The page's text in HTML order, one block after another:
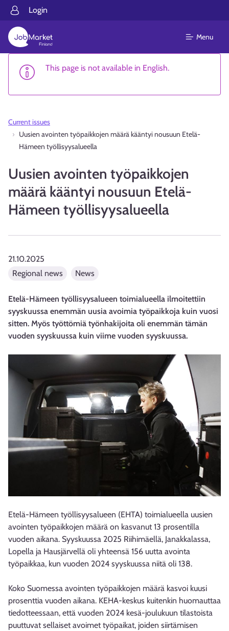
Login
Menu
This page is not available in English.
Current issues
Uusien avointen työpaikkojen määrä kääntyi nousuun Etelä-
Hämeen työllisyysalueella
Uusien avointen työpaikkojen
määrä kääntyi nousuun Etelä-
Hämeen työllisyysalueella
21.10.2025
Regional news
News
Etelä-Hämeen työllisyysalueen toimialueella ilmoitettiin
syyskuussa enemmän uusia avoimia työpaikkoja kuin vuosi
sitten. Myös työttömiä työnhakijoita oli enemmän tämän
vuoden syyskuussa kuin viime vuoden syyskuussa.
Etelä-Hämeen työllisyysalueen (EHTA) toimialueella uusien
avointen työpaikkojen määrä on kasvanut 13 prosentilla
vuoden aikana. Syyskuussa 2025 Riihimäellä, Janakkalassa,
Lopella ja Hausjärvellä oli yhteensä 156 uutta avointa
työpaikkaa, kun vuoden 2024 syyskuussa niitä oli 138.
Koko Suomessa avointen työpaikkojen määrä kasvoi kuusi
prosenttia vuoden aikana. KEHA-keskus kuitenkin huomauttaa
tiedotteessaan, että vuoden 2024 kesä-joulukuun tilastoista
puuttuvat sellaiset avoimet työpaikat, joiden siirtämisen